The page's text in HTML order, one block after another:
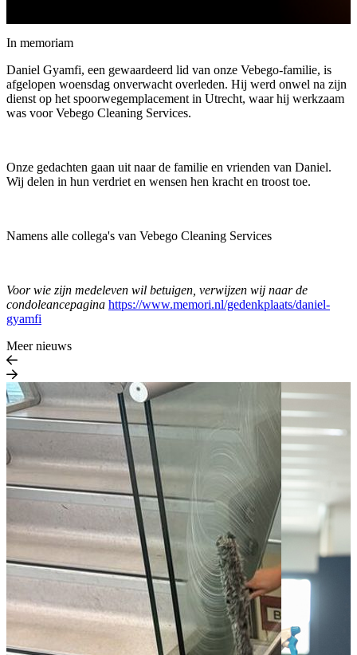
In memoriam
Daniel Gyamfi, een gewaardeerd lid van onze Vebego-familie, is
afgelopen woensdag onverwacht overleden. Hij werd onwel na zijn
dienst op het spoorwegemplacement in Utrecht, waar hij werkzaam
was voor Vebego Cleaning Services.
Onze gedachten gaan uit naar de familie en vrienden van Daniel.
Wij delen in hun verdriet en wensen hen kracht en troost toe.
Namens alle collega's van Vebego Cleaning Services
Voor wie zijn medeleven wil betuigen, verwijzen wij naar de
condoleancepagina https://www.memori.nl/gedenkplaats/daniel-
gyamfi
Meer nieuws